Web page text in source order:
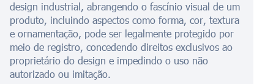
design industrial, abrangendo o fascínio visual de um
produto, incluindo aspectos como forma, cor, textura
e ornamentação, pode ser legalmente protegido por
meio de registro, concedendo direitos exclusivos ao
proprietário do design e impedindo o uso não
autorizado ou imitação.